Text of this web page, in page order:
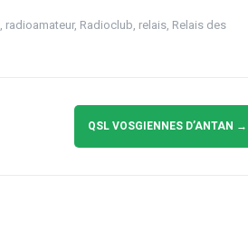
, radioamateur, Radioclub, relais, Relais des
QSL VOSGIENNES D’ANTAN →